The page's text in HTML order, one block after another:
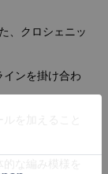
、クロシェニッ
ンを掛け合わ
を加えること